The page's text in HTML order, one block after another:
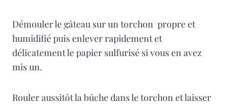
Démouler le gâteau sur un torchon propre et
humidifié puis enlever rapidement et
délicatement le papier sulfurisé si vous en avez
mis un.
Rouler aussitôt la bûche dans le torchon et laisser